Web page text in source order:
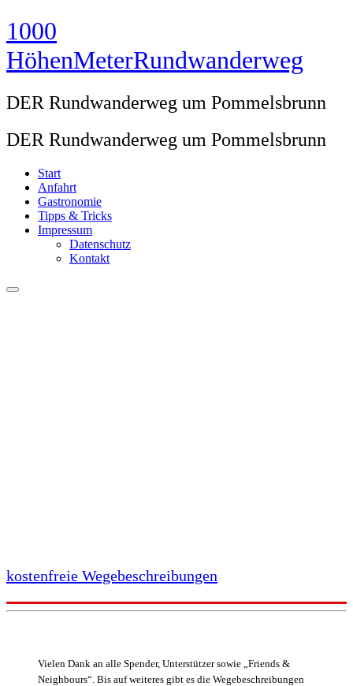
Zum
Inhalt
springen
1000
HöhenMeterRundwanderweg
DER Rundwanderweg um Pommelsbrunn
DER Rundwanderweg um Pommelsbrunn
Start
Anfahrt
Gastronomie
Tipps & Tricks
Impressum
Datenschutz
Kontakt
Vielen Dank an alle Spender, Unterstützer sowie „Friends &
Neighbours“. Bis auf weiteres gibt es die Wegebeschreibungen
kostenfreie Wegebeschreibungen